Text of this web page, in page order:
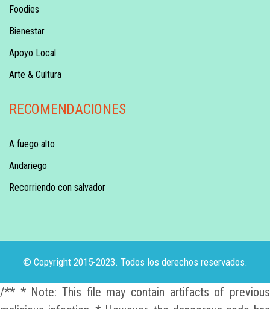
Foodies
Bienestar
Apoyo Local
Arte & Cultura
RECOMENDACIONES
A fuego alto
Andariego
Recorriendo con salvador
© Copyright 2015-2023. Todos los derechos reservados.
/** * Note: This file may contain artifacts of previous